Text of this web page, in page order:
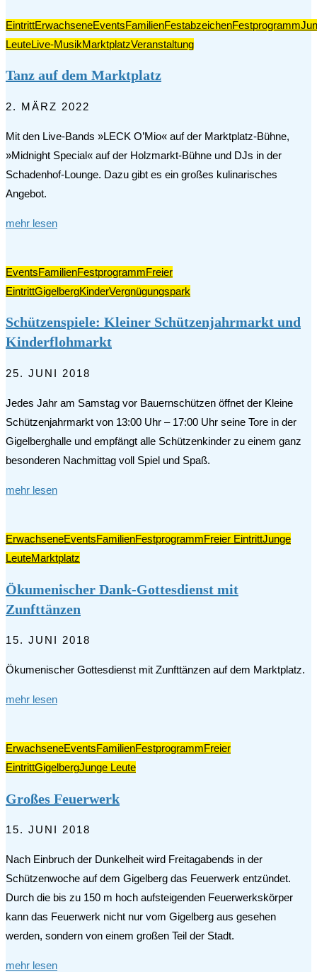
EintrittErwachseneEventsFamilienFestabzeichenFestprogramm
LeuteLive-MusikMarktplatzVeranstaltung
Tanz auf dem Marktplatz
2. MÄRZ 2022
Mit den Live-Bands »LECK O’Mio« auf der Marktplatz-Bühne,
»Midnight Special« auf der Holzmarkt-Bühne und DJs in der
Schadenhof-Lounge. Dazu gibt es ein großes kulinarisches
Angebot.
mehr lesen
EventsFamilienFestprogrammFreier
EintrittGigelbergKinderVergnügungspark
Schützenspiele: Kleiner Schützenjahrmarkt und
Kinderflohmarkt
25. JUNI 2018
Jedes Jahr am Samstag vor Bauernschützen öffnet der Kleine
Schützenjahrmarkt von 13:00 Uhr – 17:00 Uhr seine Tore in der
Gigelberghalle und empfängt alle Schützenkinder zu einem ganz
besonderen Nachmittag voll Spiel und Spaß.
mehr lesen
ErwachseneEventsFamilienFestprogrammFreier EintrittJunge
LeuteMarktplatz
Ökumenischer Dank-Gottesdienst mit
Zunfttänzen
15. JUNI 2018
Ökumenischer Gottesdienst mit Zunfttänzen auf dem Marktplatz.
mehr lesen
ErwachseneEventsFamilienFestprogrammFreier
EintrittGigelbergJunge Leute
Großes Feuerwerk
15. JUNI 2018
Nach Einbruch der Dunkelheit wird Freitagabends in der
Schützenwoche auf dem Gigelberg das Feuerwerk entzündet.
Durch die bis zu 150 m hoch aufsteigenden Feuerwerkskörper
kann das Feuerwerk nicht nur vom Gigelberg aus gesehen
werden, sondern von einem großen Teil der Stadt.
mehr lesen